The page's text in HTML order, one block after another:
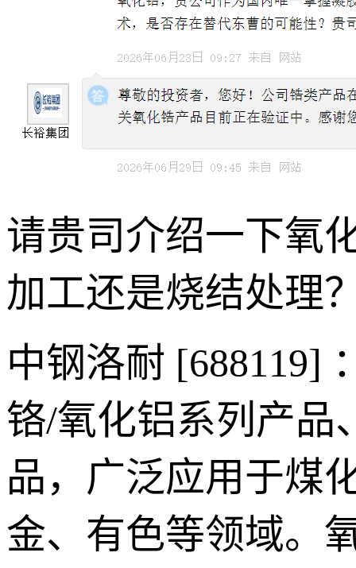
请贵司介绍一下氧
加工还是烧结处理
中钢洛耐 [688119]
铬/氧化铝系列产品
品，广泛应用于煤
金、有色等领域。